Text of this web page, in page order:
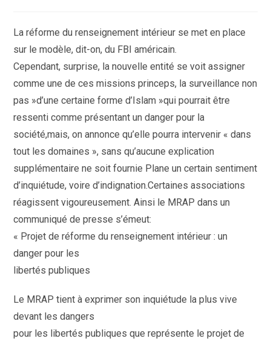
publication :
La réforme du renseignement intérieur se met en place
sur le modèle, dit-on, du FBI américain.
Cependant, surprise, la nouvelle entité se voit assigner
comme une de ces missions princeps, la surveillance non
pas »d’une certaine forme d’Islam »qui pourrait être
ressenti comme présentant un danger pour la
société,mais, on annonce qu’elle pourra intervenir « dans
tout les domaines », sans qu’aucune explication
supplémentaire ne soit fournie Plane un certain sentiment
d’inquiétude, voire d’indignation.Certaines associations
réagissent vigoureusement. Ainsi le MRAP dans un
communiqué de presse s’émeut:
« Projet de réforme du renseignement intérieur : un
danger pour les
libertés publiques
Le MRAP tient à exprimer son inquiétude la plus vive
devant les dangers
pour les libertés publiques que représente le projet de